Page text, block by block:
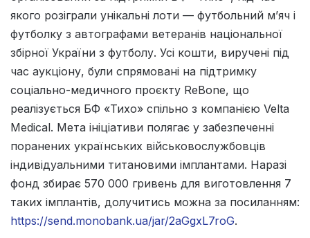
якого розіграли унікальні лоти — футбольний м’яч і
футболку з автографами ветеранів національної
збірної України з футболу. Усі кошти, виручені під
час аукціону, були спрямовані на підтримку
соціально-медичного проєкту ReBone, що
реалізується БФ «Тихо» спільно з компанією Velta
Medical. Мета ініціативи полягає у забезпеченні
поранених українських військовослужбовців
індивідуальними титановими імплантами. Наразі
фонд збирає 570 000 гривень для виготовлення 7
таких імплантів, долучитись можна за посиланням:
https://send.monobank.ua/jar/2aGgxL7roG.